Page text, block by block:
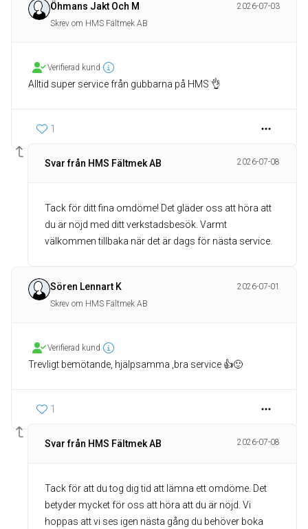
Öhmans Jakt Och M
2026-07-03
Skrev om HMS Fältmek AB
Verifierad kund
Alltid super service från gubbarna på HMS 👌
1
Svar från HMS Fältmek AB 2026-07-08
Tack för ditt fina omdöme! Det gläder oss att höra att
du är nöjd med ditt verkstadsbesök. Varmt
välkommen tillbaka när det är dags för nästa service.
Sören Lennart K
2026-07-01
Skrev om HMS Fältmek AB
Verifierad kund
Trevligt bemötande, hjälpsamma ,bra service 👍🙂
1
Svar från HMS Fältmek AB 2026-07-08
Tack för att du tog dig tid att lämna ett omdöme. Det
betyder mycket för oss att höra att du är nöjd. Vi
hoppas att vi ses igen nästa gång du behöver boka